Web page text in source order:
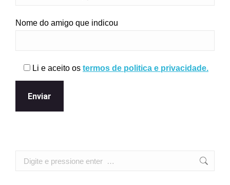
Nome do amigo que indicou
Li e aceito os termos de politica e privacidade.
Search: